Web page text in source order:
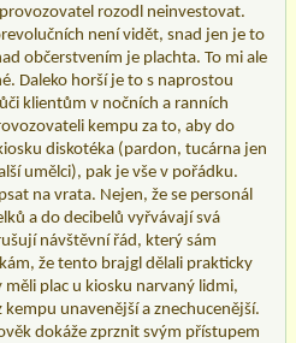
rozodl neinvestovat.
není vidět, snad jen je to
občerstvením je plachta. To mi ale
Daleko horší je to s naprostou
klientům v nočních a ranních
kempu za to, aby do
diskotéka (pardon, tucárna jen
umělci), pak je vše v pořádku.
na vrata. Nejen, že se personál
a do decibelů vyřvávají svá
návštěvní řád, který sám
že tento brajgl dělali prakticky
plac u kiosku narvaný lidmi,
unavenější a znechucenější.
dokáže zprznit svým přístupem